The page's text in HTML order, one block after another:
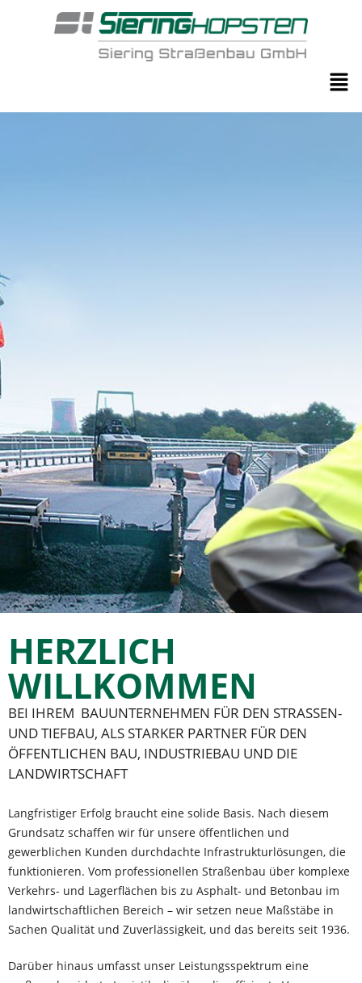
HERZLICH
WILLKOMMEN
BEI IHREM BAUUNTERNEHMEN FÜR DEN STRASSEN-
UND TIEFBAU, ALS STARKER PARTNER FÜR DEN
ÖFFENTLICHEN BAU, INDUSTRIEBAU UND DIE
LANDWIRTSCHAFT
Langfristiger Erfolg braucht eine solide Basis. Nach diesem
Grundsatz schaffen wir für unsere öffentlichen und
gewerblichen Kunden durchdachte Infrastrukturlösungen, die
funktionieren. Vom professionellen Straßenbau über komplexe
Verkehrs- und Lagerflächen bis zu Asphalt- und Betonbau im
landwirtschaftlichen Bereich – wir setzen neue Maßstäbe in
Sachen Qualität und Zuverlässigkeit, und das bereits seit 1936.
Darüber hinaus umfasst unser Leistungsspektrum eine